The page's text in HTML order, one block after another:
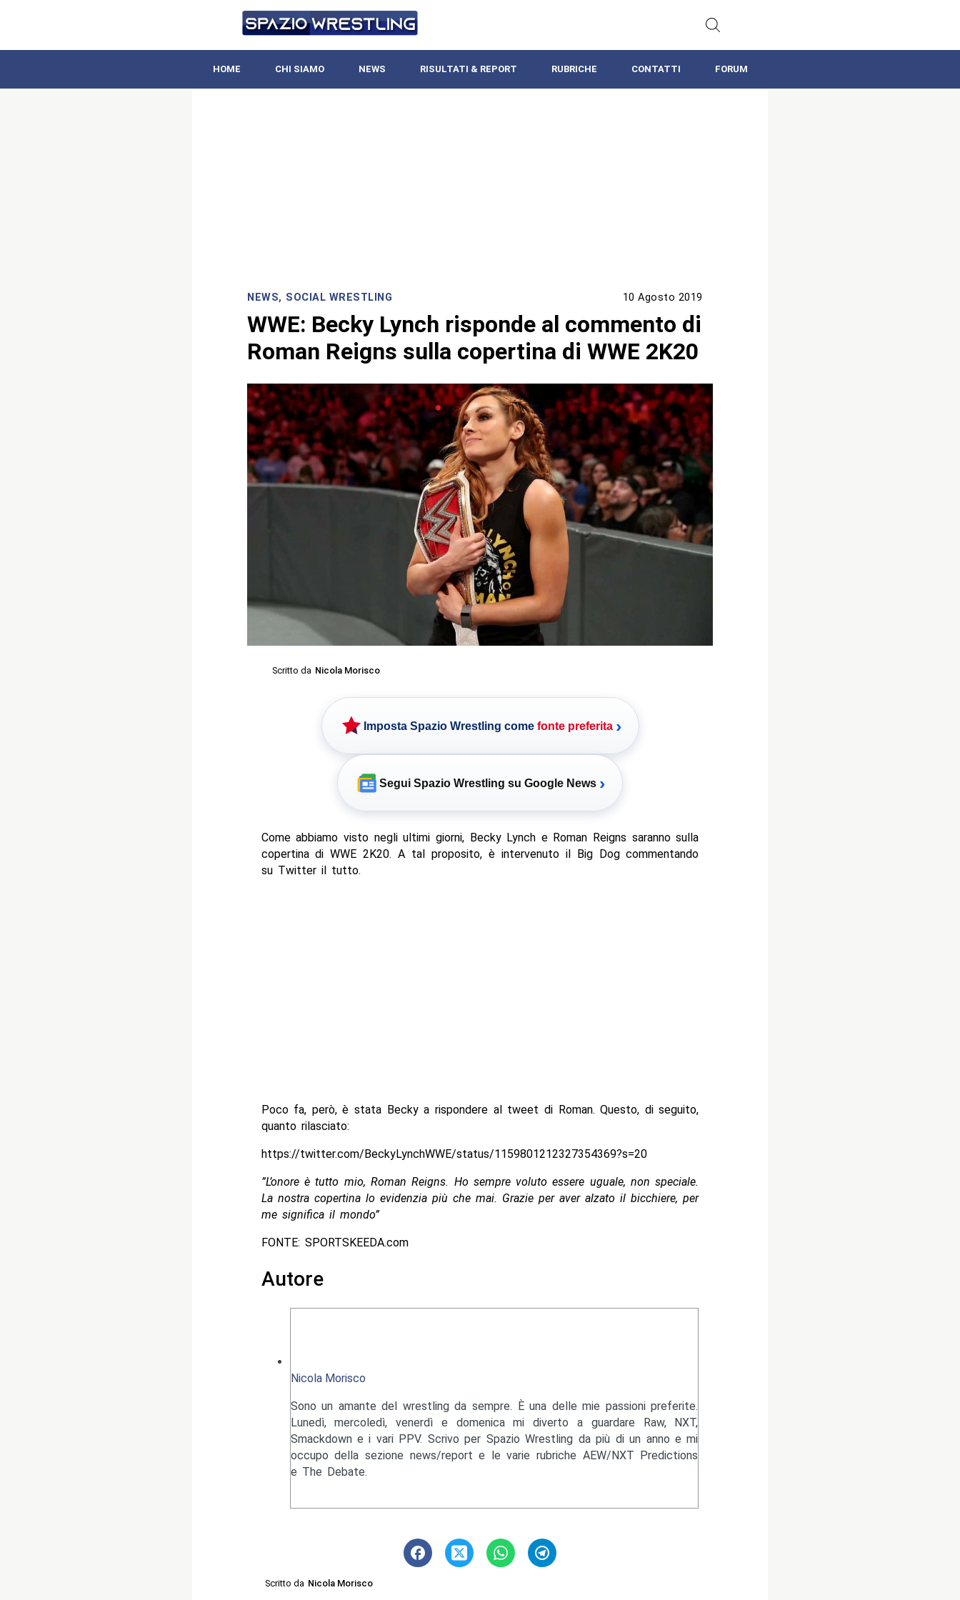
HOME CHI SIAMO NEWS RISULTATI & REPORT RUBRICHE CONTATTI FORUM
NEWS, SOCIAL WRESTLING 10 Agosto 2019
WWE: Becky Lynch risponde al commento di
Roman Reigns sulla copertina di WWE 2K20
Scritto da Nicola Morisco
Imposta Spazio Wrestling come fonte preferita ›
Segui Spazio Wrestling su Google News ›
Come abbiamo visto negli ultimi giorni, Becky Lynch e Roman Reigns saranno sulla
copertina di WWE 2K20. A tal proposito, è intervenuto il Big Dog commentando
su Twitter il tutto.
Poco fa, però, è stata Becky a rispondere al tweet di Roman. Questo, di seguito,
quanto rilasciato:
https://twitter.com/BeckyLynchWWE/status/1159801212327354369?s=20
”L’onore è tutto mio, Roman Reigns. Ho sempre voluto essere uguale, non speciale.
La nostra copertina lo evidenzia più che mai. Grazie per aver alzato il bicchiere, per
me significa il mondo”
FONTE: SPORTSKEEDA.com
Autore
Nicola Morisco
Sono un amante del wrestling da sempre. È una delle mie passioni preferite.
Lunedì, mercoledì, venerdì e domenica mi diverto a guardare Raw, NXT,
Smackdown e i vari PPV. Scrivo per Spazio Wrestling da più di un anno e mi
occupo della sezione news/report e le varie rubriche AEW/NXT Predictions
e The Debate.
Scritto da Nicola Morisco